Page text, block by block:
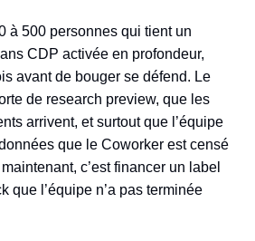
à 500 personnes qui tient un
CDP activée en profondeur,
avant de bouger se défend. Le
de research preview, que les
arrivent, et surtout que l’équipe
que le Coworker est censé
c’est financer un label
que l’équipe n’a pas terminée